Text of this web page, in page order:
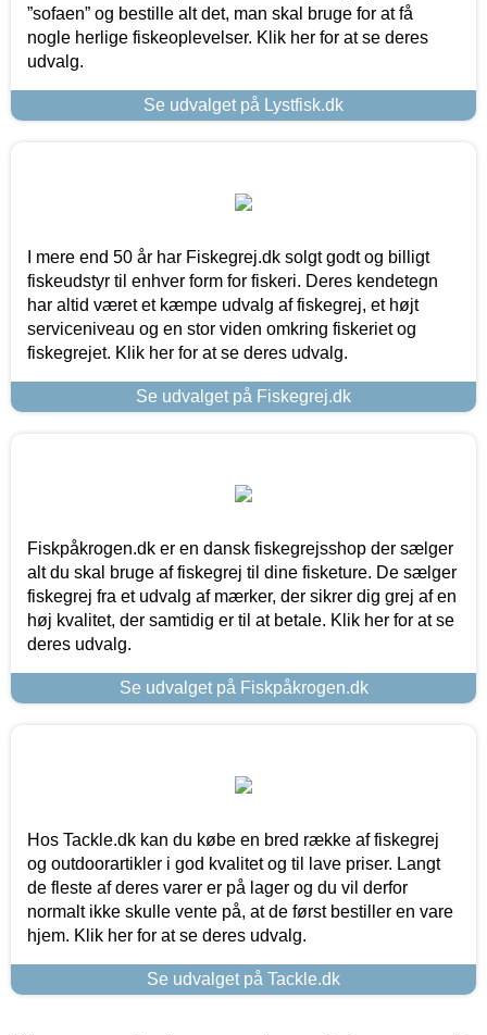
”sofaen” og bestille alt det, man skal bruge for at få
nogle herlige fiskeoplevelser. Klik her for at se deres
udvalg.
Se udvalget på Lystfisk.dk
I mere end 50 år har Fiskegrej.dk solgt godt og billigt
fiskeudstyr til enhver form for fiskeri. Deres kendetegn
har altid været et kæmpe udvalg af fiskegrej, et højt
serviceniveau og en stor viden omkring fiskeriet og
fiskegrejet. Klik her for at se deres udvalg.
Se udvalget på Fiskegrej.dk
Fiskpåkrogen.dk er en dansk fiskegrejsshop der sælger
alt du skal bruge af fiskegrej til dine fisketure. De sælger
fiskegrej fra et udvalg af mærker, der sikrer dig grej af en
høj kvalitet, der samtidig er til at betale. Klik her for at se
deres udvalg.
Se udvalget på Fiskpåkrogen.dk
Hos Tackle.dk kan du købe en bred række af fiskegrej
og outdoorartikler i god kvalitet og til lave priser. Langt
de fleste af deres varer er på lager og du vil derfor
normalt ikke skulle vente på, at de først bestiller en vare
hjem. Klik her for at se deres udvalg.
Se udvalget på Tackle.dk